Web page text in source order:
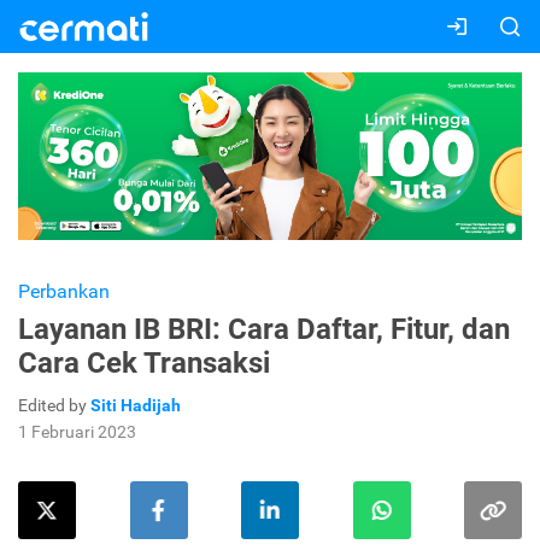
Perbankan
Layanan IB BRI: Cara Daftar, Fitur, dan
Cara Cek Transaksi
Edited bySiti Hadijah
1 Februari 2023